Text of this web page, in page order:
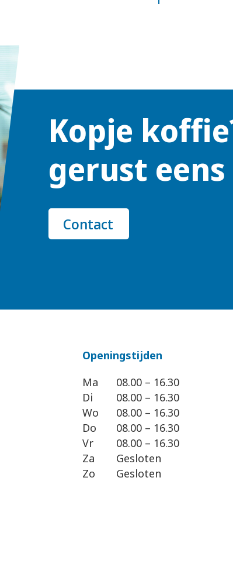
Kopje
gerust
Contact
Openingstijden
Ma
Di
Wo
Do
Vr
Za
Zo
08.00 – 16.30
08.00 – 16.30
08.00 – 16.30
08.00 – 16.30
08.00 – 16.30
Gesloten
Gesloten